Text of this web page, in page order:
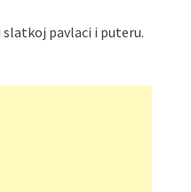
pavlaci i puteru.